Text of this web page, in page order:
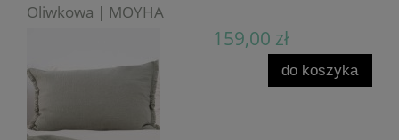
Oliwkowa | MOYHA
159,00 zł
do koszyka